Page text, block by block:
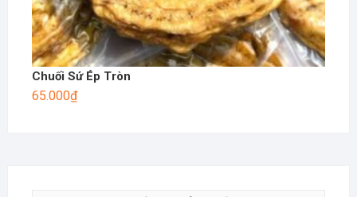
Chuối Sứ Ép Tròn
65.000₫